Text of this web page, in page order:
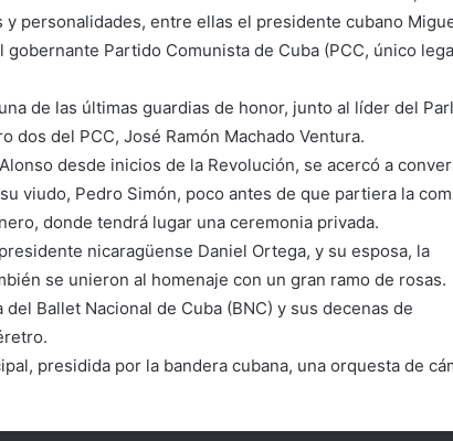
personalidades, entre ellas el presidente cubano
Partido Comunista de Cuba (PCC, único
de las últimas guardias de honor, junto al líder del
dos del PCC, José Ramón Machado Ventura.
desde inicios de la Revolución, se acercó a
viudo, Pedro Simón, poco antes de que partiera la
donde tendrá lugar una ceremonia privada.
nicaragüense Daniel Ortega, y su esposa, la
se unieron al homenaje con un gran ramo de rosas.
Ballet Nacional de Cuba (BNC) y sus decenas de
presidida por la bandera cubana, una orquesta de